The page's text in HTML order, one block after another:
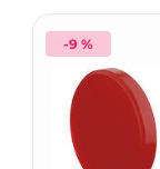
-9 %